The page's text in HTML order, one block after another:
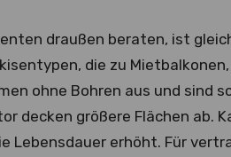
draußen beraten, ist
die zu
ohne Bohren aus und sind
decken größere Flächen ab.
Lebensdauer erhöht. Für